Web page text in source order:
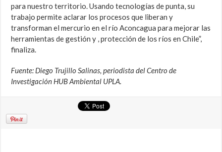
para nuestro territorio. Usando tecnologías de punta, su
trabajo permite aclarar los procesos que liberan y
transforman el mercurio en el río Aconcagua para mejorar las
herramientas de gestión y , protección de los ríos en Chile”,
finaliza.
Fuente: Diego Trujillo Salinas, periodista del Centro de
Investigación HUB Ambiental UPLA.